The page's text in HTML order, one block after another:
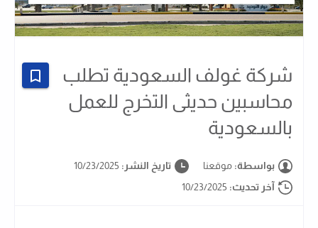
شركة غولف السعودية تطلب
محاسبين حديثى التخرج للعمل
بالسعودية
بواسطة: موقعنا تاريخ النشر: 10/23/2025
آخر تحديث: 10/23/2025